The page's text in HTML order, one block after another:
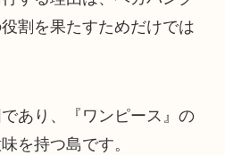
割を果たすためだけでは
あり、『ワンピース』の
を持つ島です。